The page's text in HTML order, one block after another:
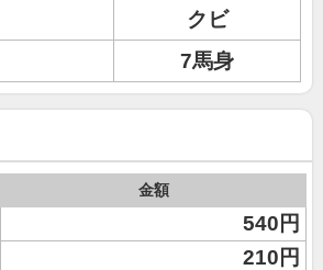
クビ
7馬身
金額
540円
210円